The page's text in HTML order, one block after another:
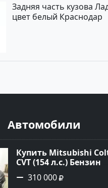
Задняя часть кузова
цвет белый Краснодар
Автомобили
Купить Mitsubishi
CVT (154 л.с.) Бензин
турбонаддув в
цвет Чёрный
310 000